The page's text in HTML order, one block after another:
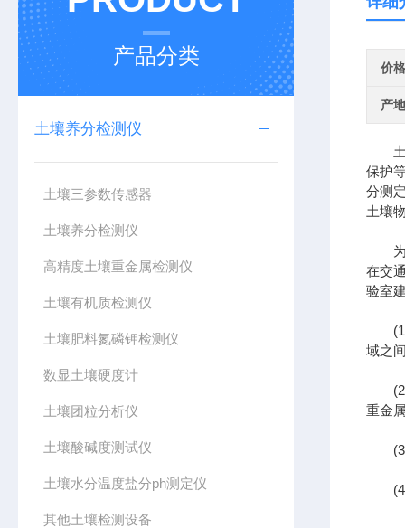
产品分类
土壤养分检测仪
土壤三参数传感器
土壤养分检测仪
高精度土壤重金属检测仪
土壤有机质检测仪
土壤肥料氮磷钾检测仪
数显土壤硬度计
土壤团粒分析仪
土壤酸碱度测试仪
土壤水分温度盐分ph测定仪
其他土壤检测设备
价
产
土壤
保护
分测
土壤
为了
在交
验室
(1)
域之
(2)
重金
(3)
(4)